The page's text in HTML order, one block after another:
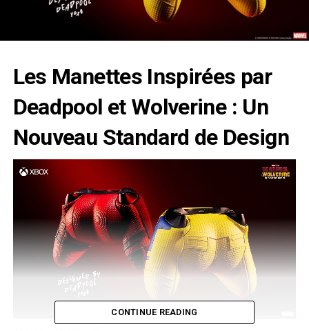
Les Manettes Inspirées par
Deadpool​ et Wolverine‌ : Un
Nouveau Standard de Design
CONTINUE READING